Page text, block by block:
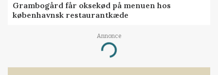
Grambogård får oksekød på menuen hos
københavnsk restaurantkæde
Annonce
Loading...